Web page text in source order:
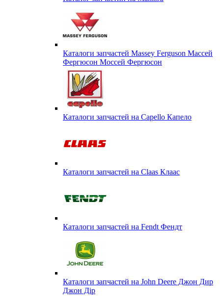
Каталоги запчастей Massey Ferguson Массей
Фергюсон Моссей Фергюсон
Каталоги запчастей на Capello Капело
Каталоги запчастей на Claas Клаас
Каталоги запчастей на Fendt Фендт
Каталоги запчастей на John Deere Джон Дир
Джон Дір